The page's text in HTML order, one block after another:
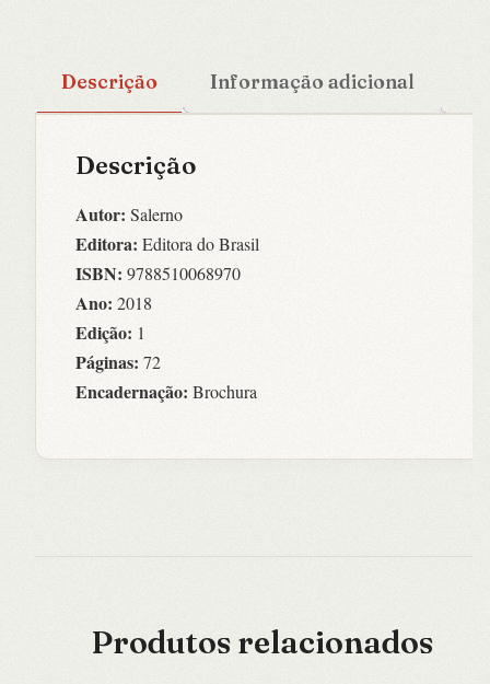
Descrição Informação adicional
Descrição
Autor: Salerno
Editora: Editora do Brasil
ISBN: 9788510068970
Ano: 2018
Edição: 1
Páginas: 72
Encadernação: Brochura
Produtos relacionados